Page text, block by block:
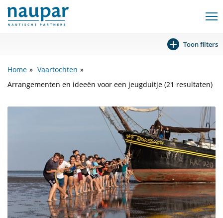
Toon filters
Home
Vaartochten
Arrangementen en ideeën voor een jeugduitje (21 resultaten)